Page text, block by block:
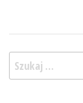
Szukaj: